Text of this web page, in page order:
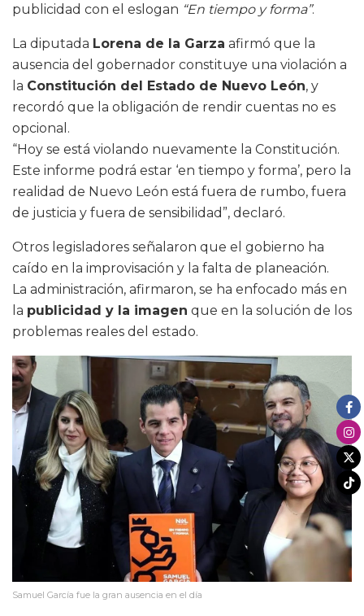
publicidad con el eslogan “En tiempo y forma”.
La diputada Lorena de la Garza afirmó que la
ausencia del gobernador constituye una violación a
la Constitución del Estado de Nuevo León, y
recordó que la obligación de rendir cuentas no es
opcional.
“Hoy se está violando nuevamente la Constitución.
Este informe podrá estar ‘en tiempo y forma’, pero la
realidad de Nuevo León está fuera de rumbo, fuera
de justicia y fuera de sensibilidad”, declaró.
Otros legisladores señalaron que el gobierno ha
caído en la improvisación y la falta de planeación.
La administración, afirmaron, se ha enfocado más en
la publicidad y la imagen que en la solución de los
problemas reales del estado.
Samuel García fue la gran ausencia en el día